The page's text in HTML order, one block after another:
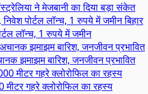
ने मेजबानी का दिया बड़ा संकेत
बिहार
लॉन्च, 1 रुपये में जमीन
झमाझम बारिश, जनजीवन प्रभावित
मीटर गहरे क्लोरोफिल का रहस्य